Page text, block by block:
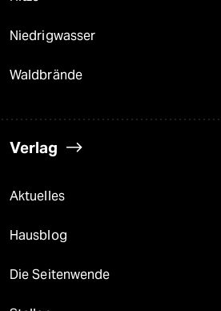
Niedrigwasser
Waldbrände
Verlag
Aktuelles
Hausblog
Die Seitenwende